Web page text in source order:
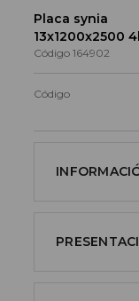
Placa synia
13x1200x2500
Código 164902
Código